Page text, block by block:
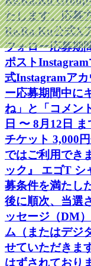
たします。応募
Re.Ra.Ku公式X
フォロー応募期
ポスト
式Instagramア
ー応募期間中に
ね」と「コメン
日 〜 8月12日
チケット 3,000
ではご利用でき
ック』 エゴT シ
募条件を満たし
後に順次、当選
ッセージ（DM
ム（またはデジ
せていただきま
はずされており